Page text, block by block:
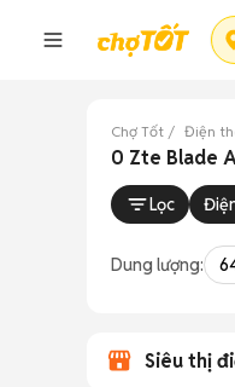
Chợ Tốt Điện
0 Zte Blade
Lọc
Dung lượng:
Siêu thị